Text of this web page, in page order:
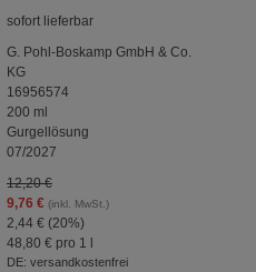
sofort lieferbar
G. Pohl-Boskamp GmbH & Co.
KG
16956574
200 ml
Gurgellösung
07/2027
12,20 €
9,76 €(inkl. MwSt.)
2,44 € (20%)
48,80 €pro 1 l
DE: versandkostenfrei